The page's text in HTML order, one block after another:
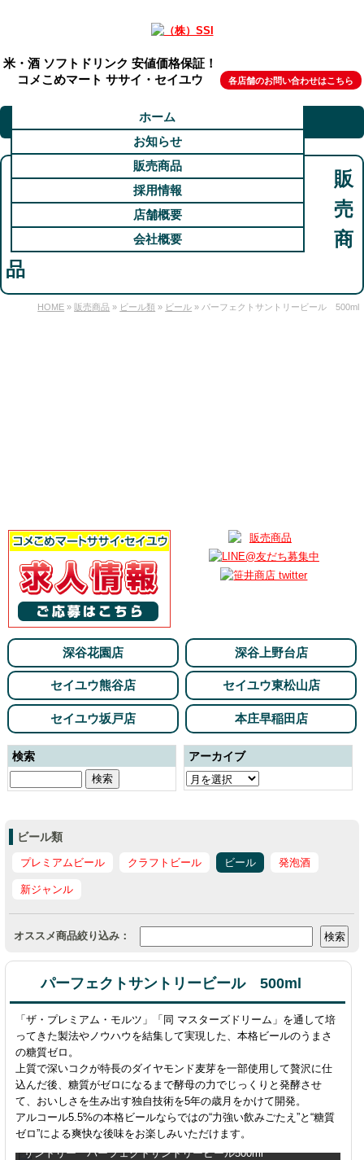
米・酒 ソフトドリンク 安値価格保証！
コメこめマート ササイ・セイユウ
各店舗のお問い合わせはこちら
ホーム
お知らせ
販売商品
採用情報
店舗概要
会社概要
販
売
商
品
HOME » 販売商品 » ビール類 » ビール » パーフェクトサントリービール 500ml
深谷花園店 深谷上野台店
セイユウ熊谷店 セイユウ東松山店
セイユウ坂戸店 本庄早稲田店
検索 アーカイブ
ビール類
プレミアムビール クラフトビール ビール 発泡酒
新ジャンル
オススメ商品絞り込み：
パーフェクトサントリービール 500ml
「ザ・プレミアム・モルツ」「同 マスターズドリーム」を通して培
ってきた製法やノウハウを結集して実現した、本格ビールのうまさ
の糖質ゼロ。
上質で深いコクが特長のダイヤモンド麦芽を一部使用して贅沢に仕
込んだ後、糖質がゼロになるまで酵母の力でじっくりと発酵させ
て、おいしさを生み出す独自技術を5年の歳月をかけて開発。
アルコール5.5%の本格ビールならではの“力強い飲みごたえ”と“糖質
ゼロ”による爽快な後味をお楽しみいただけます。
サントリー パーフェクトサントリービール500ml